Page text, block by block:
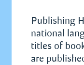
Publishing
national
titles of
are